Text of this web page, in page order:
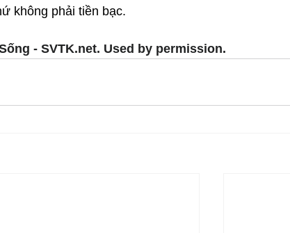
không phải tiền bạc.
- SVTK.net. Used by permission.